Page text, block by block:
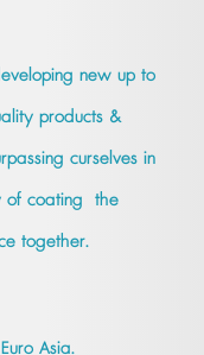
new up to
products &
curselves in
of coating the
together.
Asia.